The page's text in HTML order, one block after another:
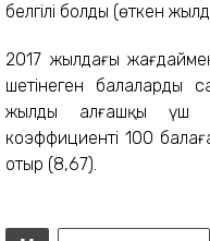
белгілі болды (өткен
2017 жылдағы
шетінеген
жылдың алғашқы үш
коэффициенті 100
отыр (8,67).